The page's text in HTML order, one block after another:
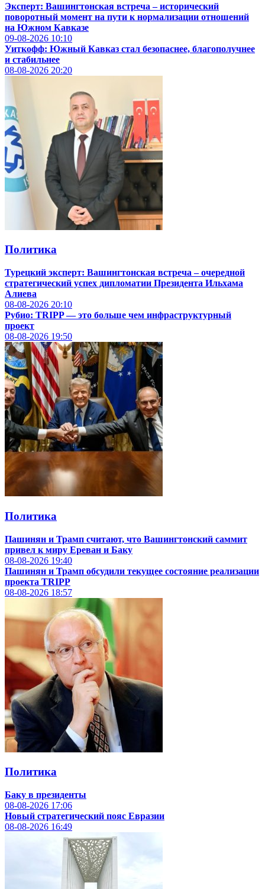
Эксперт: Вашингтонская встреча – исторический
поворотный момент на пути к нормализации отношений
на Южном Кавказе
09-08-2026 10:10
Уиткофф: Южный Кавказ стал безопаснее, благополучнее
и стабильнее
08-08-2026 20:20
Политика
Турецкий эксперт: Вашингтонская встреча – очередной
стратегический успех дипломатии Президента Ильхама
Алиева
08-08-2026 20:10
Рубио: TRIPP — это больше чем инфраструктурный
проект
08-08-2026 19:50
Политика
Пашинян и Трамп считают, что Вашингтонский саммит
привел к миру Ереван и Баку
08-08-2026 19:40
Пашинян и Трамп обсудили текущее состояние реализации
проекта TRIPP
08-08-2026 18:57
Политика
Баку в президенты
08-08-2026 17:06
Новый стратегический пояс Евразии
08-08-2026 16:49